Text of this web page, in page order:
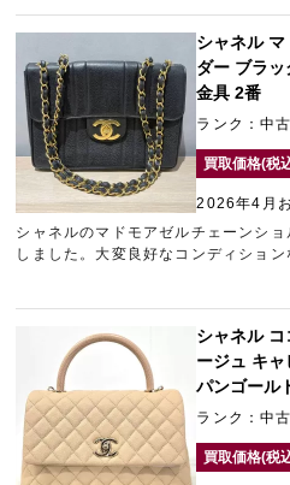
シャネル
ダー ブラ
金具 2番
ランク：中
買取価格(税
2026年4月
シャネルのマドモアゼルチェーンシ
しました。大変良好なコンディショ
ため、プラス査定させていただきま
お任せくださいませ。
シャネル
ージュ キ
パンゴール
ランク：中
買取価格(税